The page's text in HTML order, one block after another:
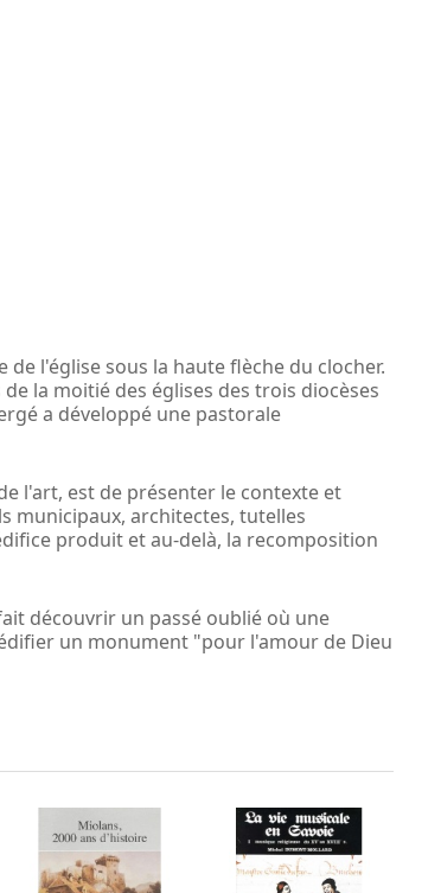
l'église sous la haute flèche du clocher.
de la moitié des églises des trois diocèses
a développé une pastorale
l'art, est de présenter le contexte et
municipaux, architectes, tutelles
produit et au-delà, la recomposition
découvrir un passé oublié où une
un monument "pour l'amour de Dieu